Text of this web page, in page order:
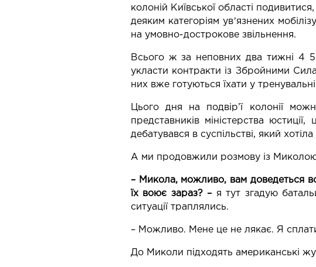
колоній Київської області
деяким категоріям увʼязнених
на умовно-дострокове звільнення.
Всього ж за неповних два тижні 4
укласти контракти із Збройними
них вже готуються їхати у
Цього дня на подвір’ї колонії
представників міністерства
дебатувався в суспільстві, який
А ми продовжили розмову із
– Микола, можливо, вам доведеться
їх воює зараз? – я тут згадую
ситуації траплялись.
– Можливо. Мене це не лякає. Я
До Миколи підходять американські